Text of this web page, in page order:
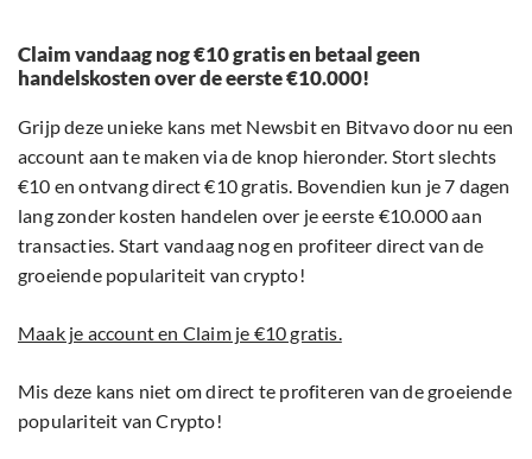
Claim vandaag nog €10 gratis en betaal geen
handelskosten over de eerste €10.000!
Grijp deze unieke kans met Newsbit en Bitvavo door nu een
account aan te maken via de knop hieronder. Stort slechts
€10 en ontvang direct €10 gratis. Bovendien kun je 7 dagen
lang zonder kosten handelen over je eerste €10.000 aan
transacties. Start vandaag nog en profiteer direct van de
groeiende populariteit van crypto!
Maak je account en Claim je €10 gratis.
Mis deze kans niet om direct te profiteren van de groeiende
populariteit van Crypto!